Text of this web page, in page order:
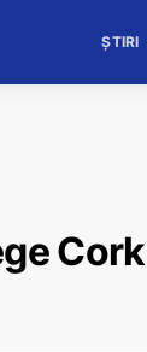
ȘTIRI